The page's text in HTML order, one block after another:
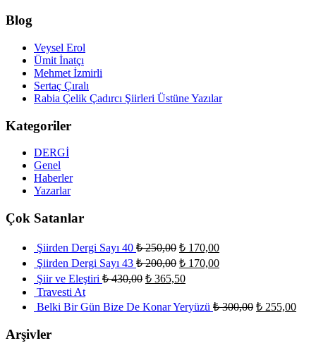
Blog
Veysel Erol
Ümit İnatçı
Mehmet İzmirli
Sertaç Çıralı
Rabia Çelik Çadırcı Şiirleri Üstüne Yazılar
Kategoriler
DERGİ
Genel
Haberler
Yazarlar
Çok Satanlar
Şiirden Dergi Sayı 40 ₺250,00 ₺ 170,00
Şiirden Dergi Sayı 43 ₺200,00 ₺ 170,00
Şiir ve Eleştiri ₺430,00 ₺ 365,50
Travesti At
Belki Bir Gün Bize De Konar Yeryüzü ₺300,00 ₺ 255,00
Arşivler